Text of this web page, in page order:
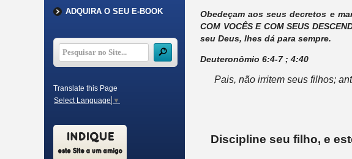
ADQUIRA O SEU E-BOOK
Translate this Page
Select Language ▼
Obedeçam aos seus decretos e
COM VOCÊS E COM SEUS
seu Deus, lhes dá para sempre.
Deuteronômio 6:4-7 ; 4:40
Pais, não irritem seus filhos;
Discipline seu filho, e